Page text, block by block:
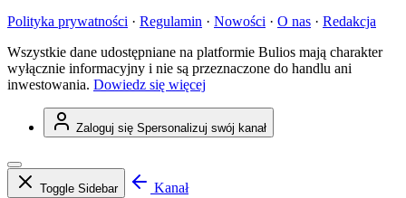
Polityka prywatności · Regulamin · Nowości · O nas · Redakcja
Wszystkie dane udostępniane na platformie Bulios mają charakter
wyłącznie informacyjny i nie są przeznaczone do handlu ani
inwestowania. Dowiedz się więcej
Zaloguj się Spersonalizuj swój kanał
Toggle Sidebar
Kanał